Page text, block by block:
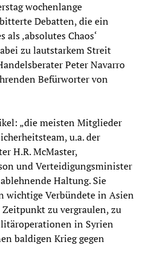
wochenlange
Debatten, die ein
als ‚absolutes Chaos‘
zu lautstarkem Streit
Peter Navarro
Befürworter von
„die meisten Mitglieder
u.a. der
H.R. McMaster,
und Verteidigungsminister
Haltung. Sie
wichtige Verbündete in Asien
zu vergraulen, zu
in Syrien
baldigen Krieg gegen